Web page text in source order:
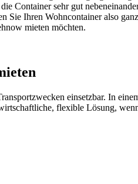
Container sehr gut
Sie Ihren Wohncontainer also
mieten möchten.
einsetzbar. In
flexible Lösung,